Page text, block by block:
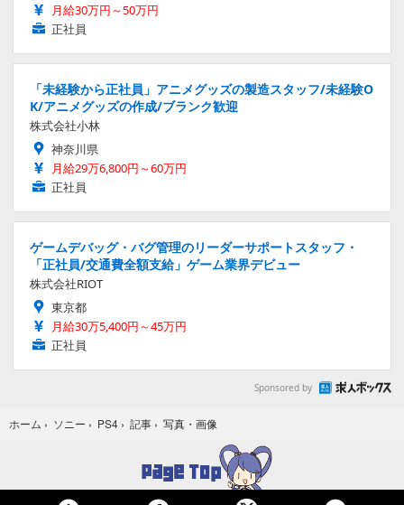
月給30万円～50万円
正社員
「未経験から正社員」アニメグッズの製造スタッフ/未経験O
K/アニメグッズの作成/ブランク歓迎
株式会社小林
神奈川県
月給29万6,800円～60万円
正社員
ゲームデバッグ・バグ管理のリーダーサポートスタッフ・
「正社員/交通費全額支給」ゲーム業界デビュー
株式会社RIOT
東京都
月給30万5,400円～45万円
正社員
Sponsored by
ホーム › ソニー › PS4 › 記事 › 写真・画像